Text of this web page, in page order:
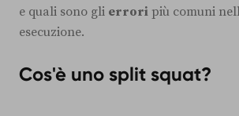
e quali sono gli errori più comuni
esecuzione.
Cos'è uno split squat?